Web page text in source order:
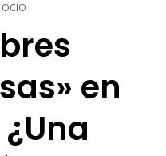
OCIO
en